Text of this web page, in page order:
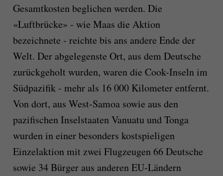
Gesamtkosten beglichen werden. Die
«Luftbrücke» - wie Maas die Aktion
bezeichnete - reichte bis ans andere Ende der
Welt. Der abgelegenste Ort, aus dem Deutsche
zurückgeholt wurden, waren die Cook-Inseln im
Südpazifik - mehr als 16 000 Kilometer entfernt.
Von dort, aus West-Samoa sowie aus den
pazifischen Inselstaaten Vanuatu und Tonga
wurden in einer besonders kostspieligen
Einzelaktion mit zwei Flugzeugen 66 Deutsche
sowie 34 Bürger aus anderen EU-Ländern